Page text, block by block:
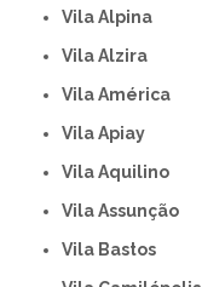
Vila Alpina
Vila Alzira
Vila América
Vila Apiay
Vila Aquilino
Vila Assunção
Vila Bastos